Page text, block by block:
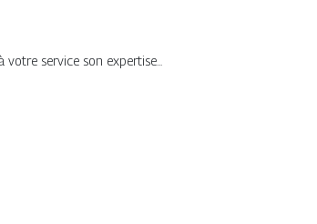
service son expertise...